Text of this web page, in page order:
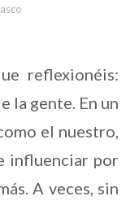
reflexionéis:
la gente. En un
el nuestro,
influenciar por
A veces, sin